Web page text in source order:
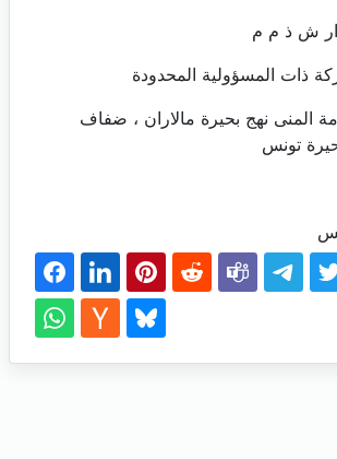
ش ذ م م
ذات المسؤولية المحدودة
المنى نهج بحيرة مالاران ، ضفاف
تونس